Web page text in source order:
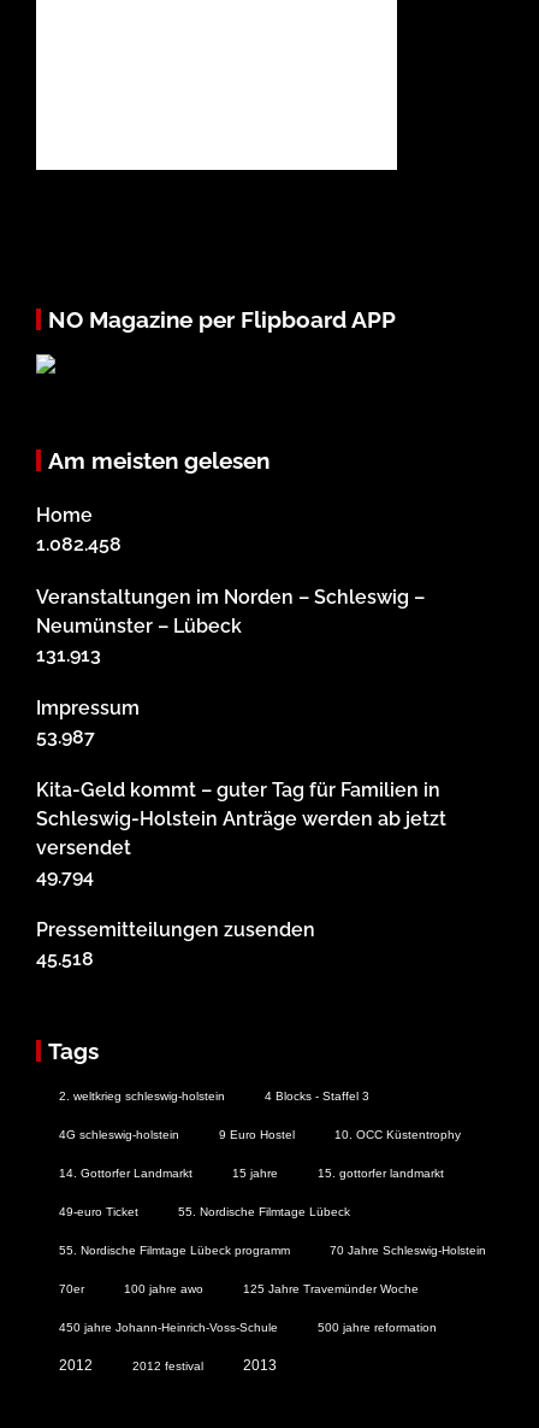
NO Magazine per Flipboard APP
Am meisten gelesen
Home
1.082.458
Veranstaltungen im Norden – Schleswig –
Neumünster – Lübeck
131.913
Impressum
53.987
Kita-Geld kommt – guter Tag für Familien in
Schleswig-Holstein Anträge werden ab jetzt
versendet
49.794
Pressemitteilungen zusenden
45.518
Tags
2. weltkrieg schleswig-holstein 4 Blocks - Staffel 3
4G schleswig-holstein 9 Euro Hostel 10. OCC Küstentrophy
14. Gottorfer Landmarkt 15 jahre 15. gottorfer landmarkt
49-euro Ticket 55. Nordische Filmtage Lübeck
55. Nordische Filmtage Lübeck programm 70 Jahre Schleswig-Holstein
70er 100 jahre awo 125 Jahre Travemünder Woche
450 jahre Johann-Heinrich-Voss-Schule 500 jahre reformation
2012 2012 festival 2013